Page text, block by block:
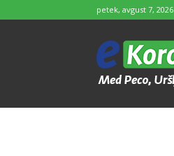
petek, avgust 7, 2026
e-
Koroška